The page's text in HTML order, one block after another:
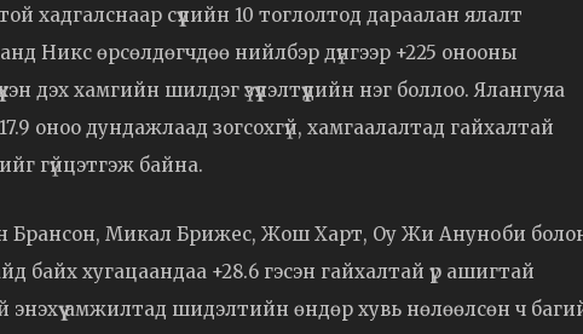
хадгалснаар сүүлийн 10 тоглолтод дараалан ялалт
Никс өрсөлдөгчдөө нийлбэр дүнгээр +225 онооны
дэх хамгийн шилдэг үзүүлэлтүүдийн нэг боллоо. Ялангуяа
оноо дундажлаад зогсохгүй, хамгаалалтад гайхалтай
гүйцэтгэж байна.
Брансон, Микал Брижес, Жош Харт, Оу Жи Ануноби
хугацаандаа +28.6 гэсэн гайхалтай үр ашигтай
энэхүү амжилтад шидэлтийн өндөр хувь нөлөөлсөн ч